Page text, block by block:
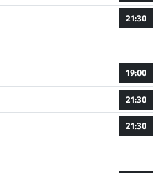
21:30
19:00
21:30
21:30